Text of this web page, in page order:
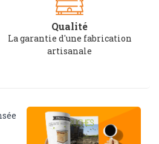
Qualité
La garantie d'une fabrication
artisanale